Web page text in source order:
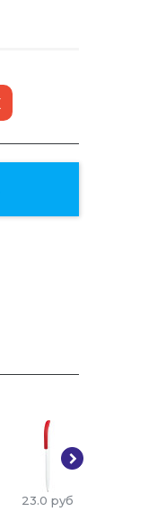
23.0 руб